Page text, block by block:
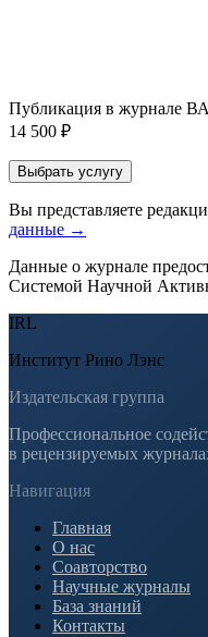
Публикация в журнале
14 500 ₽
Выбрать услугу
Вы представляете
данные →
Данные о журнале
Системой Научной
IRL
Институт Рино Лэнс
Издательская группа
Профессиональное
в рецензируемых
Навигация
Главная
О нас
Соавторство
Научные журналы
База знаний
Контакты